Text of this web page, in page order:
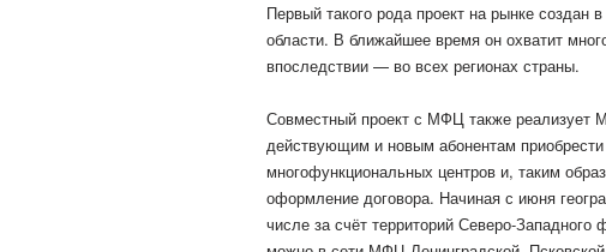
Первый такого рода проект на рынке
области. В ближайшее время он охватит
впоследствии — во всех регионах страны.
Совместный проект с МФЦ также реализует
действующим и новым абонентам
многофункциональных центров и, таким
оформление договора. Начиная с июня
числе за счёт территорий Северо-